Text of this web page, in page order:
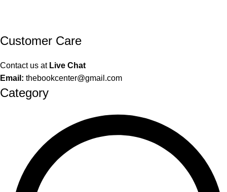
Customer Care
Contact us at Live Chat
Email: thebookcenter@gmail.com
Category